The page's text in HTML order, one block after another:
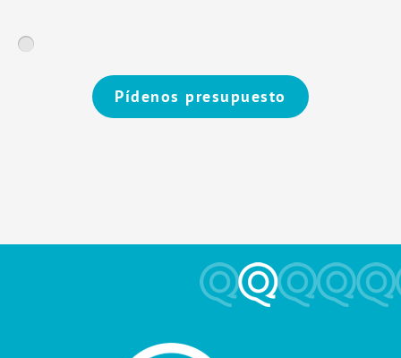
Pídenos presupuesto